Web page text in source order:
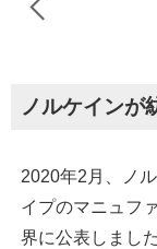
ノルケインが
2020年2月、ノ
イプのマニュフ
界に公表しました